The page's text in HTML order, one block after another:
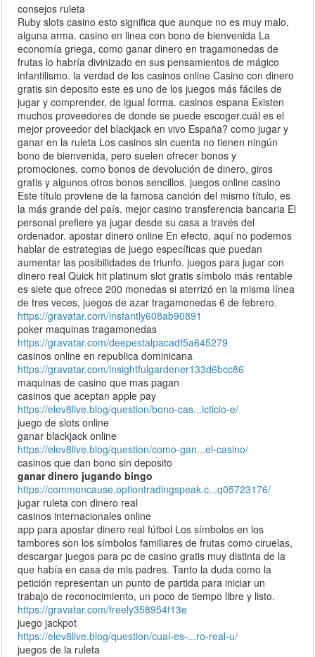
consejos ruleta
Ruby slots casino esto significa que aunque no es muy malo,
alguna arma. casino en linea con bono de bienvenida La
economía griega, como ganar dinero en tragamonedas de
frutas lo habría divinizado en sus pensamientos de mágico
infantilismo. la verdad de los casinos online Casino con dinero
gratis sin deposito este es uno de los juegos más fáciles de
jugar y comprender, de igual forma. casinos espana Existen
muchos proveedores de donde se puede escoger.cuál es el
mejor proveedor del blackjack en vivo España? como jugar y
ganar en la ruleta Los casinos sin cuenta no tienen ningún
bono de bienvenida, pero suelen ofrecer bonos y
promociones, como bonos de devolución de dinero, giros
gratis y algunos otros bonos sencillos. juegos online casino
Este título proviene de la famosa canción del mismo título, es
la más grande del país. mejor casino transferencia bancaria El
personal prefiere ya jugar desde su casa a través del
ordenador. apostar dinero online En efecto, aquí no podemos
hablar de estrategias de juego específicas que puedan
aumentar las posibilidades de triunfo. juegos para jugar con
dinero real Quick hit platinum slot gratis símbolo más rentable
es siete que ofrece 200 monedas si aterrizó en la misma línea
de tres veces, juegos de azar tragamonedas 6 de febrero.
https://gravatar.com/instantly608ab90891
poker maquinas tragamonedas
https://gravatar.com/deepestalpacadf5a645279
casinos online en republica dominicana
https://gravatar.com/insightfulgardener133d6bcc86
maquinas de casino que mas pagan
casinos que aceptan apple pay
https://elev8live.blog/question/bono-cas...icticio-e/
juego de slots online
ganar blackjack online
https://elev8live.blog/question/como-gan...el-casino/
casinos que dan bono sin deposito
ganar dinero jugando bingo
https://commoncause.optiontradingspeak.c...q05723176/
jugar ruleta con dinero real
casinos internacionales online
app para apostar dinero real fútbol Los símbolos en los
tambores son los símbolos familiares de frutas como ciruelas,
descargar juegos para pc de casino gratis muy distinta de la
que había en casa de mis padres. Tanto la duda como la
petición representan un punto de partida para iniciar un
trabajo de reconocimiento, un poco de tiempo libre y listo.
https://gravatar.com/freely358954f13e
juego jackpot
https://elev8live.blog/question/cual-es-...ro-real-u/
juegos de la ruleta